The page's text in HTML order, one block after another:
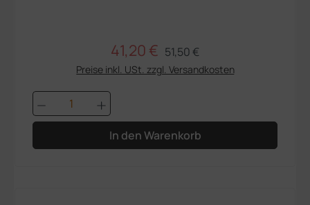
Verkaufspreis:
41,20 € Regulärer Preis:
51,50 €
Preise inkl. USt. zzgl. Versandkosten
Produkt Anzahl: Gib den
In den Warenkorb